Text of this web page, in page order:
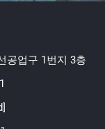
공업구 1번지 3층